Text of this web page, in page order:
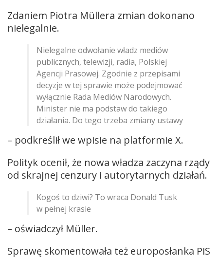
Zdaniem Piotra Müllera zmian dokonano
nielegalnie.
Nielegalne odwołanie władz mediów
publicznych, telewizji, radia, Polskiej
Agencji Prasowej. Zgodnie z przepisami
decyzje w tej sprawie może podejmować
wyłącznie Rada Mediów Narodowych.
Minister nie ma podstaw do takiego
działania. Do tego trzeba zmiany ustawy
– podkreślił we wpisie na platformie X.
Polityk ocenił, że nowa władza zaczyna rządy
od skrajnej cenzury i autorytarnych działań.
Kogoś to dziwi? To wraca Donald Tusk
w pełnej krasie
– oświadczył Müller.
Sprawę skomentowała też europosłanka PiS